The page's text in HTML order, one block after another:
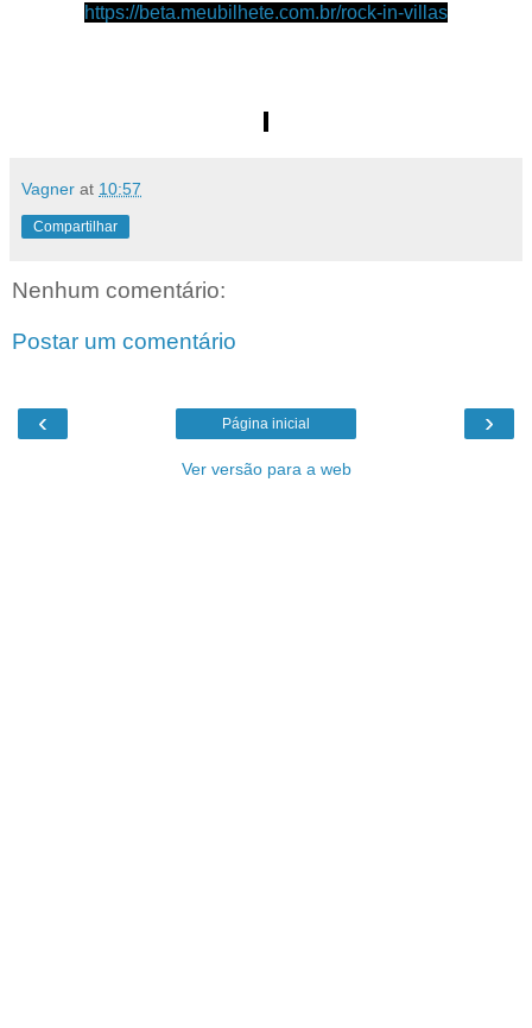
https://beta.meubilhete.com.br/rock-in-villas
Vagner at 10:57
Compartilhar
Nenhum comentário:
Postar um comentário
‹ ›
Página inicial
Ver versão para a web